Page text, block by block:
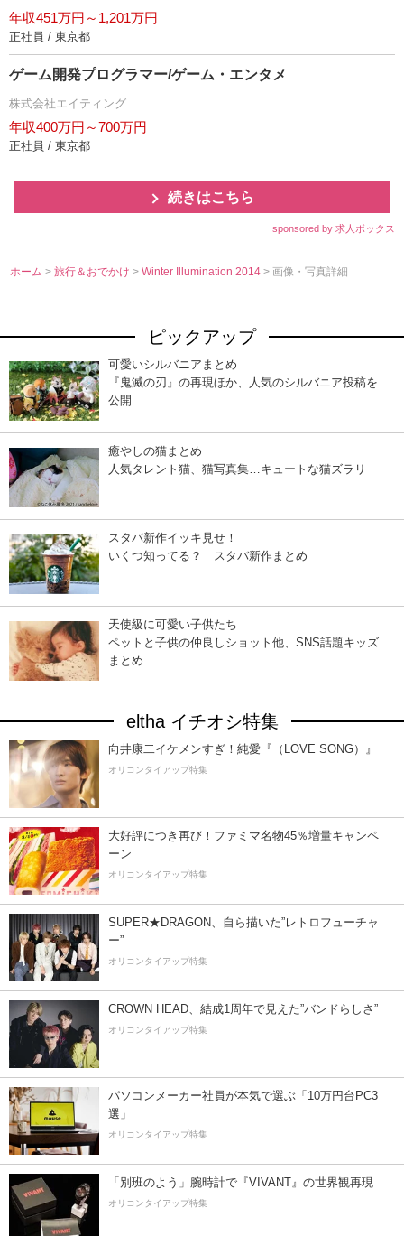
年収451万円～1,201万円
正社員 / 東京都
ゲーム開発プログラマー/ゲーム・エンタメ
株式会社エイティング
年収400万円～700万円
正社員 / 東京都
続きはこちら
sponsored by 求人ボックス
ホーム >旅行＆おでかけ>Winter Illumination 2014> 画像・写真詳細
ピックアップ
可愛いシルバニアまとめ
『鬼滅の刃』の再現ほか、人気のシルバニア投稿を
公開
癒やしの猫まとめ
人気タレント猫、猫写真集…キュートな猫ズラリ
スタバ新作イッキ見せ！
いくつ知ってる？ スタバ新作まとめ
天使級に可愛い子供たち
ペットと子供の仲良しショット他、SNS話題キッズ
まとめ
eltha イチオシ特集
向井康二イケメンすぎ！純愛『（LOVE SONG）』
オリコンタイアップ特集
大好評につき再び！ファミマ名物45％増量キャンペ
ーン
オリコンタイアップ特集
SUPER★DRAGON、自ら描いた”レトロフューチャ
ー”
オリコンタイアップ特集
CROWN HEAD、結成1周年で見えた”バンドらしさ”
オリコンタイアップ特集
パソコンメーカー社員が本気で選ぶ「10万円台PC3
選」
オリコンタイアップ特集
「別班のよう」腕時計で『VIVANT』の世界観再現
オリコンタイアップ特集